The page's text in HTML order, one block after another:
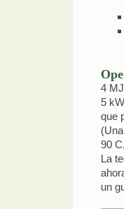
4
5
que
90
La
un